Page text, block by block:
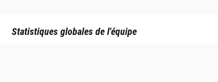
Statistiques globales de l'équipe